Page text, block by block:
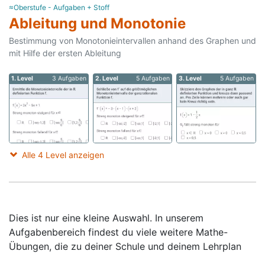
≈Oberstufe - Aufgaben + Stoff
Ableitung und Monotonie
Bestimmung von Monotonieintervallen anhand des Graphen und
mit Hilfe der ersten Ableitung
1. Level 3 Aufgaben 2. Level 5 Aufgaben 3. Level 5 Aufgaben
Alle 4 Level anzeigen
Dies ist nur eine kleine Auswahl. In unserem
Aufgabenbereich findest du viele weitere Mathe-
Übungen, die zu deiner Schule und deinem Lehrplan